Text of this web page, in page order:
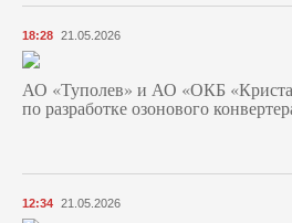
18:28 21.05.2026
АО «Туполев» и АО «ОКБ
по разработке озонового
12:34 21.05.2026